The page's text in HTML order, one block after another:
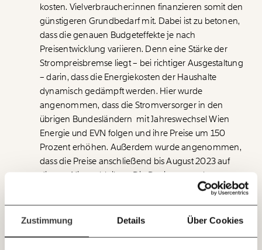
Zustimmung Details Über Cookies
Veränderung
beginnt mit Dir!
WerdeFördermitglied und wir können gemeinsam
unsere Wirtschaft so gestalten, dass sie für alle
funktioniert. Unsere Recherchen sind für alle frei im
Netz. Unabhängig und werbefrei. Und das wird auch
so bleiben. Kämpf’ mit uns für den Fortschritt und
unterstütze uns mit Deinem Mitgliedsbeitrag.
Du überweist lieber direkt?
Hier unsere IBAN: AT34 4300 0498 0007 6017
Fragen und Antworten.
Immer auf dem
mit unseren gratis
E-Mail-Newslettern!
kosten. Vielverbraucher:innen finanzieren somit den
günstigeren Grundbedarf mit. Dabei ist zu betonen,
dass die genauen Budgeteffekte je nach
Preisentwicklung variieren. Denn eine Stärke der
Strompreisbremse liegt – bei richtiger Ausgestaltung
– darin, dass die Energiekosten der Haushalte
dynamisch gedämpft werden. Hier wurde
angenommen, dass die Stromversorger in den
übrigen Bundesländern mit Jahreswechsel Wien
Energie und EVN folgen und ihre Preise um 150
Prozent erhöhen. Außerdem wurde angenommen,
dass die Preise anschließend bis August 2023 auf
diesem Niveau bleiben. Die Regierung rechnet